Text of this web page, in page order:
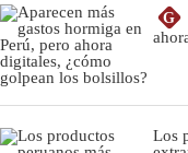
G
Los